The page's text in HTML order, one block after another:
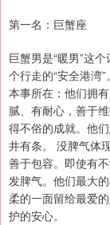
第一名：巨蟹座
巨蟹男是“暖男”这
个行走的“安全港湾”。
本事所在：他们拥
腻、有耐心，善于
得不俗的成就。他
井有条。 没脾气体
善于包容。即使有
发脾气。他们最大
柔的一面留给最爱
护的安心。